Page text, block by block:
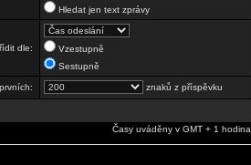
Hledat jen text zprávy
dle:
Vzestupně
Sestupně
znaků z příspěvku
Časy uváděny v GMT + 1 hodina